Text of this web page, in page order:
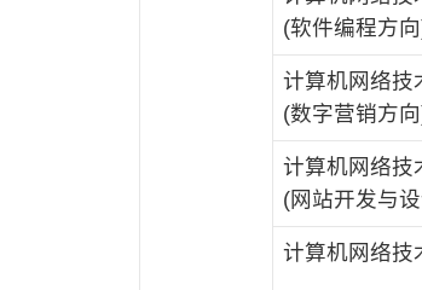
(软件编程方
计算机网络技
(数字营销方
计算机网络技
(网站开发与
计算机网络技